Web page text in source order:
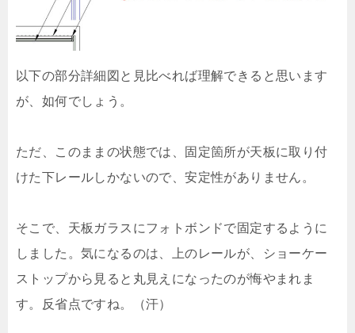
以下の部分詳細図と見比べれば理解できると思います
が、如何でしょう。
ただ、このままの状態では、固定箇所が天板に取り付
けた下レールしかないので、安定性がありません。
そこで、天板ガラスにフォトボンドで固定するように
しました。気になるのは、上のレールが、ショーケー
ストップから見ると丸見えになったのが悔やまれま
す。反省点ですね。（汗）